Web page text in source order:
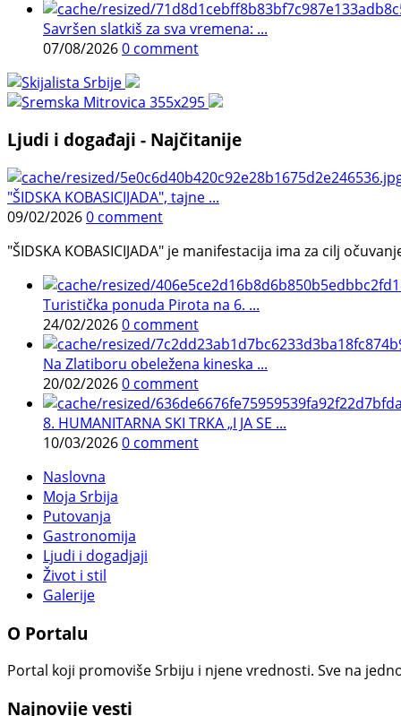
Savršen slatkiš za sva vremena: ...
07/08/20260 comment
Ljudi i događaji - Najčitanije
"ŠIDSKA KOBASICIJADA", tajne ...
09/02/20260 comment
"ŠIDSKA KOBASICIJADA" je manifestacija ima za cilj
Turistička ponuda Pirota na 6. ...
24/02/20260 comment
Na Zlatiboru obeležena kineska ...
20/02/20260 comment
8. HUMANITARNA SKI TRKA „I JA SE ...
10/03/20260 comment
Naslovna
Moja Srbija
Putovanja
Gastronomija
Ljudi i dogadjaji
Život i stil
Galerije
O Portalu
Portal koji promoviše Srbiju i njene vrednosti. Sve na
Najnovije vesti